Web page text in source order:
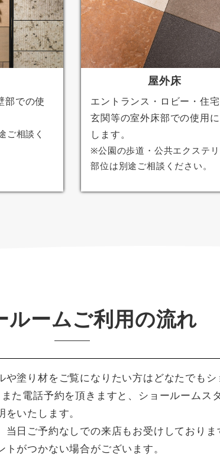
部での使
ご相談く
屋外床
エントランス・ロビー・住
玄関等の室外床部での使用
します。
※公園の歩道・公共エクステ
部位は別途ご相談ください。
ルームご利用の流れ
や塗り材をご覧になりたい方はどなたでも
た電話予約を頂きますと、ショールームス
をいたします。
当日ご予約なしでの来店もお受けしており
トがつかない場合がございます。